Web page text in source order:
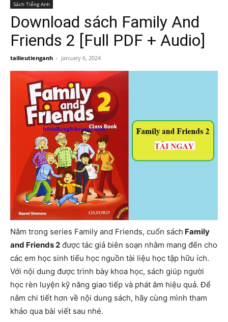
Sách Tiếng Anh
Download sách Family And
Friends 2 [Full PDF + Audio]
tailieutienganh - January 6, 2024
Nằm trong series Family and Friends, cuốn sách Family
and Friends 2 được tác giả biên soạn nhằm mang đến cho
các em học sinh tiểu học nguồn tài liệu học tập hữu ích.
Với nội dung được trình bày khoa học, sách giúp người
học rèn luyện kỹ năng giao tiếp và phát âm hiệu quả. Để
nắm chi tiết hơn về nội dung sách, hãy cùng mình tham
khảo qua bài viết sau nhé.